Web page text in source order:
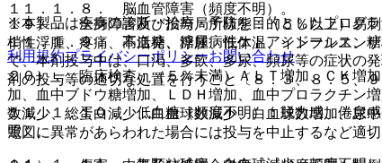
１９）． 全身障害及び投与局所様態：（５％以上）易
梢性浮腫、疼痛、不活発、浮腫、低体温、インフルエン
２０）． 臨床検査：（５％未満）ＡＬＴ増加、ＣＫ増
加、血中ブドウ糖増加、ＬＤＨ増加、血中プロラクチン
数減少、総蛋白減少、白血球数減少、白血球数増加、尿
電図に異常があらわれた場合には投与を中止するなど適切
１１．１．８． 脳血管障害（頻度不明）。
１１．１．９． 高血糖、糖尿病性ケトアシドーシス、
で、本剤投与中は、口渇、多飲、多尿、頻尿等の症状の
剤の投与等の適切な処置を行うこと〔８．３、８．５、
１１．１．１０． 低血糖（頻度不明）：脱力感、倦怠
照〕。
※本製品は疾病の診断・治療・予防を目的としたプログ
利用規約プライバシーポリシーお問い合わせ